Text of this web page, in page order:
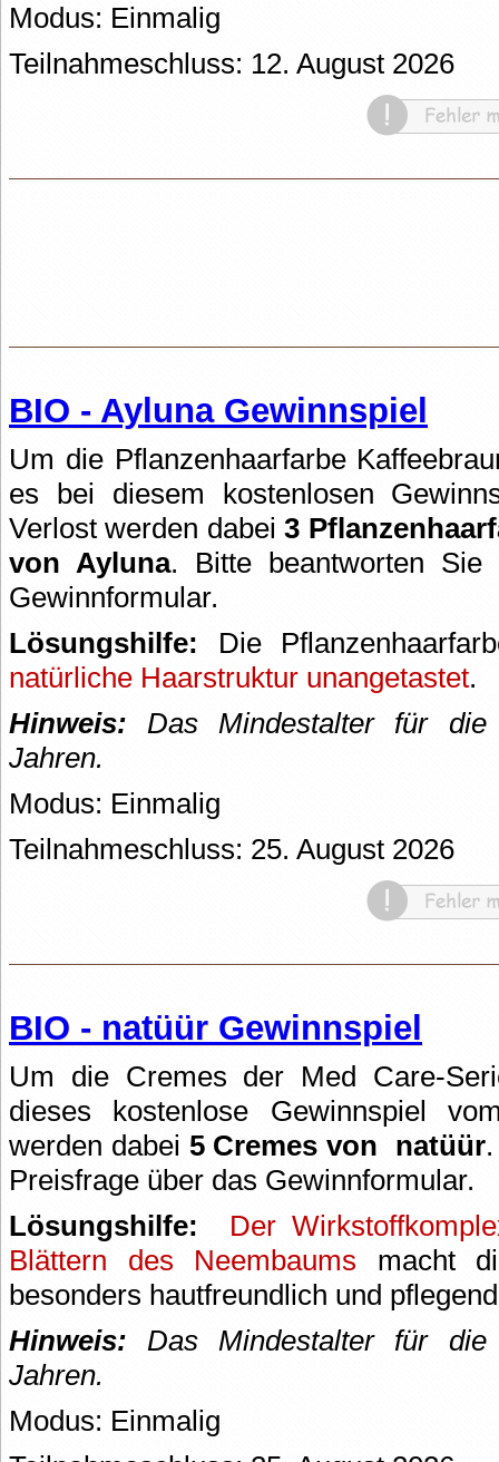
Modus: Einmalig
Teilnahmeschluss: 12. August 2026
BIO - Ayluna Gewinnspiel
Um die Pflanzenhaarfarbe
es bei diesem kostenlosen
Verlost werden dabei3
von Ayluna. Bitte beantworten
Gewinnformular.
Lösungshilfe: Die
natürliche Haarstruktur unangetastet.
Hinweis: Das Mindestalter für
Jahren.
Modus: Einmalig
Teilnahmeschluss: 25. August 2026
BIO - natüür Gewinnspiel
Um die Cremes der Med Care-
dieses kostenlose Gewinnspiel
werden dabei 5 Cremes von natüür
Preisfrage über das Gewinnformular.
Lösungshilfe:
Der
Blättern des Neembaums macht
besonders hautfreundlich und
Hinweis: Das Mindestalter für
Jahren.
Modus: Einmalig